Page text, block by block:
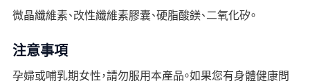
微晶纖維素、改性纖維素膠囊、硬脂酸鎂、二氧化矽。
注意事項
孕婦或哺乳期女性，請勿服用本產品。如果您有身體健康問